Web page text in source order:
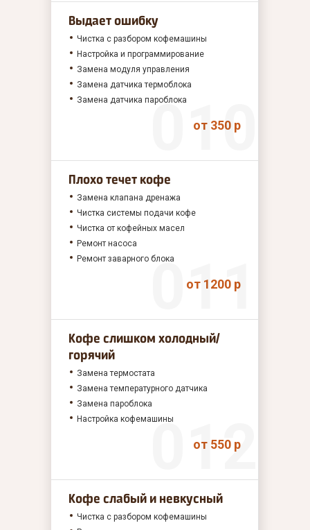
Выдает ошибку
Чистка с разбором кофемашины
Настройка и программирование
Замена модуля управления
Замена датчика термоблока
Замена датчика пароблока
от 350 р
Плохо течет кофе
Замена клапана дренажа
Чистка системы подачи кофе
Чистка от кофейных масел
Ремонт насоса
Ремонт заварного блока
от 1200 р
Кофе слишком холодный/
горячий
Замена термостата
Замена температурного датчика
Замена пароблока
Настройка кофемашины
от 550 р
Кофе слабый и невкусный
Чистка с разбором кофемашины